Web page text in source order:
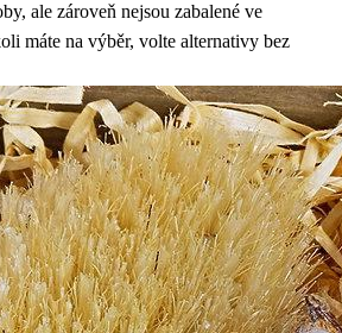
ale zároveň nejsou zabalené ve
máte na výběr, volte alternativy bez